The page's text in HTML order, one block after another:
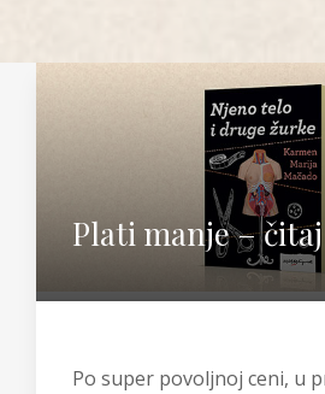
Plati manje –
Po super povoljnoj ceni, u